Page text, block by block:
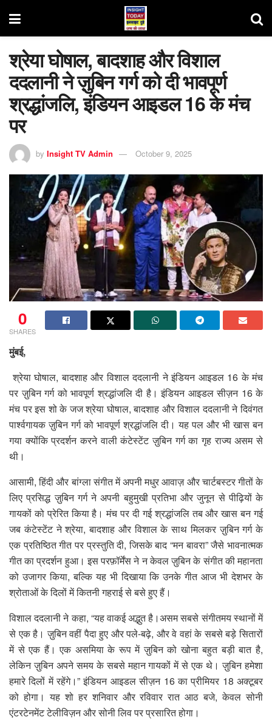
श्रेया घोषाल, बादशाह और विशाल
ददलानी ने ज़ुबिन गर्ग को दी भावपूर्ण
श्रद्धांजलि, इंडियन आइडल 16 के मंच
पर
by Insight TV Admin October 9, 2025
0
SHARES
मुंबई,
श्रेया घोषाल, बादशाह और विशाल ददलानी ने इंडियन आइडल 16 के मंच
पर ज़ुबिन गर्ग को भावपूर्ण श्रद्धांजलि दी है। इंडियन आइडल सीज़न 16 के
मंच पर इस शो के जज श्रेया घोषाल, बादशाह और विशाल ददलानी ने दिवंगत
पार्श्वगायक ज़ुबिन गर्ग को भावपूर्ण श्रद्धांजलि दी। यह पल और भी खास बन
गया क्योंकि प्रदर्शन करने वाली कंटेस्टेंट ज़ुबिन गर्ग का गृह राज्य असम से
थी।
आसामी, हिंदी और बांग्ला संगीत में अपनी मधुर आवाज़ और चार्टबस्टर गीतों के
लिए प्रसिद्ध ज़ुबिन गर्ग ने अपनी बहुमुखी प्रतिभा और जुनून से पीढ़ियों के
गायकों को प्रेरित किया है। मंच पर दी गई श्रद्धांजलि तब और खास बन गई
जब कंटेस्टेंट ने श्रेया, बादशाह और विशाल के साथ मिलकर ज़ुबिन गर्ग के
एक प्रतिष्ठित गीत पर प्रस्तुति दी, जिसके बाद “मन बावरा” जैसे भावनात्मक
गीत का प्रदर्शन हुआ। इस परफ़ॉर्मेंस ने न केवल ज़ुबिन के संगीत की महानता
को उजागर किया, बल्कि यह भी दिखाया कि उनके गीत आज भी देशभर के
श्रोताओं के दिलों में कितनी गहराई से बसे हुए हैं।
विशाल ददलानी ने कहा, “यह वाकई अद्भुत है।असम सबसे संगीतमय स्थानों में
से एक है। ज़ुबिन वहीं पैदा हुए और पले-बढ़े, और वे वहां के सबसे बड़े सितारों
में से एक हैं। एक असमिया के रूप में ज़ुबिन को खोना बहुत बड़ी बात है,
लेकिन ज़ुबिन अपने समय के सबसे महान गायकों में से एक थे। ज़ुबिन हमेशा
हमारे दिलों में रहेंगे।” इंडियन आइडल सीज़न 16 का प्रीमियर 18 अक्टूबर
को होगा। यह शो हर शनिवार और रविवार रात आठ बजे, केवल सोनी
एंटरटेनमेंट टेलीविज़न और सोनी लिव पर प्रसारित होगा।